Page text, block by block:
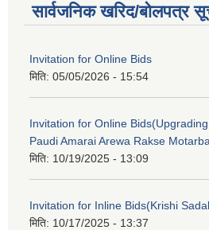
सार्वजनिक खरिद/बोलपत्र
Invitation for Online Bids
मिति: 05/05/2026 - 15:54
Invitation for Online
Paudi Amarai Arewa Rakse
मिति: 10/19/2025 - 13:09
Invitation for Inline Bids(Krishi
मिति: 10/17/2025 - 13:37